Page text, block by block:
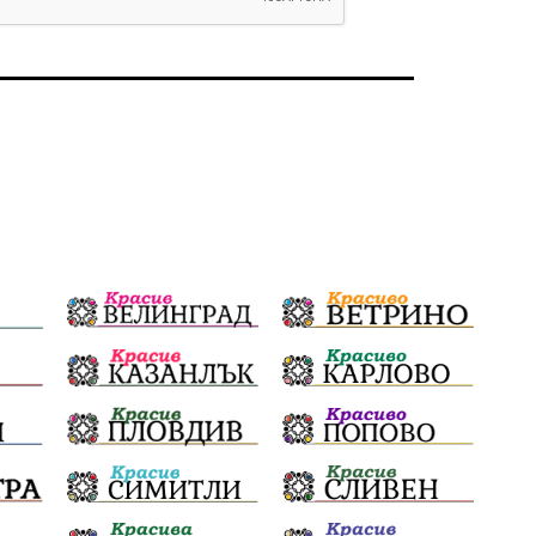
досъдебно производство Добро дело
Благотворителност Апостол Апостолов
домашно насилие фолклор
безопасност ГДБОП Проверки